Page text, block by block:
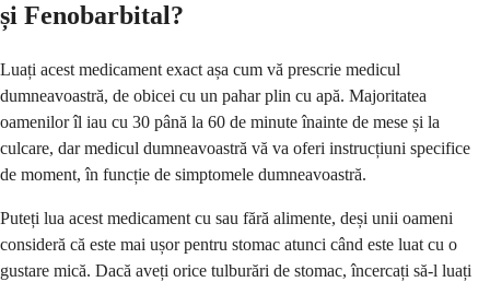
și Fenobarbital?
Luați acest medicament exact așa cum vă prescrie medicul
dumneavoastră, de obicei cu un pahar plin cu apă. Majoritatea
oamenilor îl iau cu 30 până la 60 de minute înainte de mese și la
culcare, dar medicul dumneavoastră vă va oferi instrucțiuni specifice
de moment, în funcție de simptomele dumneavoastră.
Puteți lua acest medicament cu sau fără alimente, deși unii oameni
consideră că este mai ușor pentru stomac atunci când este luat cu o
gustare mică. Dacă aveți orice tulburări de stomac, încercați să-l luați